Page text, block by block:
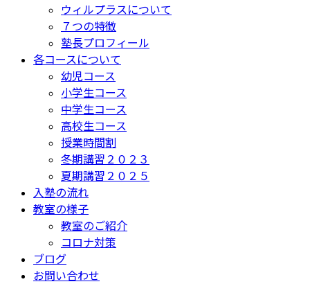
ウィルプラスについて
７つの特徴
塾長プロフィール
各コースについて
幼児コース
小学生コース
中学生コース
高校生コース
授業時間割
冬期講習２０２３
夏期講習２０２５
入塾の流れ
教室の様子
教室のご紹介
コロナ対策
ブログ
お問い合わせ